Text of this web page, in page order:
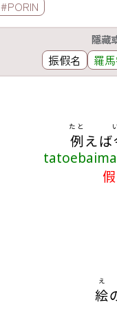
#PORIN
隱藏
振假名 羅
例
たと
えば
絵
え